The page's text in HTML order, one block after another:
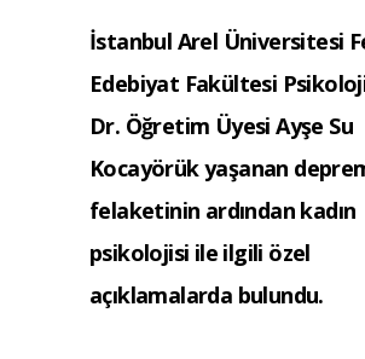
İstanbul Arel Üniversitesi
Edebiyat Fakültesi
Dr. Öğretim Üyesi Ayşe Su
Kocayörük yaşanan
felaketinin ardından kadın
psikolojisi ile ilgili özel
açıklamalarda bulundu.